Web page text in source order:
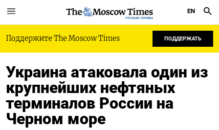
РУССКАЯ СЛУЖБА
EN
Поддержите The Moscow Times ПОДДЕРЖАТЬ
Украина атаковала один из
крупнейших нефтяных
терминалов России на
Черном море